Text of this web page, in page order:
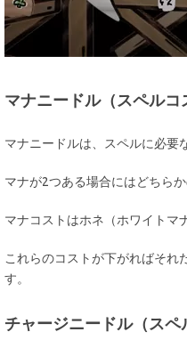
マナニードル（スペルコ
マナニードルは、スペルに必要
マナが2つある場合にはどちら
マナコストはホネ（ホワイトマ
これらのコストが下がればそれ
す。
チャージニードル（スペ